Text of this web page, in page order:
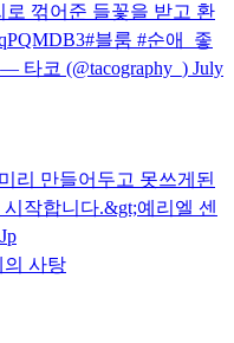
꺾어준 들꽃을 받고 환
블룸 #순애_좋
타코 (@tacography_) July
리 만들어두고 못쓰게된
작합니다.&gt;예리엘 센
의 사탕